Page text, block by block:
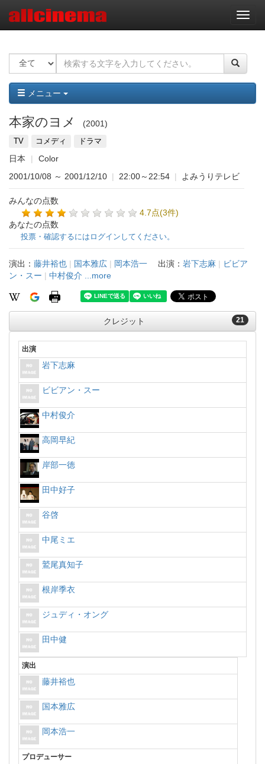
ナ
ビ
ー
ョ
ン
メニュー
本家のヨメ 2001
TV コメディ ドラマ
日本
Color
2001/10/08 ～ 2001/12/10 | 22:00～22:54 | よみうりテレビ
みんなの点数
4.7点(3件)
あなたの点数
投票・確認するにはログインしてください。
演出： 藤井裕也 | 国本雅広 | 岡本浩一 出演： 岩下志麻 | ビビア
ン・スー | 中村俊介 ...more
21
クレジット
出演
岩下志麻
ビビアン・スー
中村俊介
高岡早紀
岸部一徳
田中好子
谷啓
中尾ミエ
鷲尾真知子
根岸季衣
ジュディ・オング
田中健
演出
藤井裕也
国本雅広
岡本浩一
プロデューサー